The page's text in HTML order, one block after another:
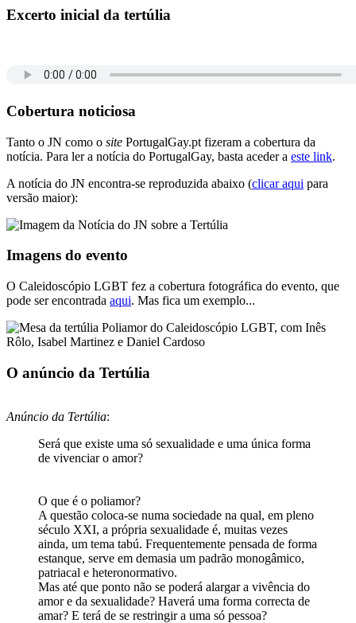
Excerto inicial da tertúlia
Cobertura noticiosa
Tanto o JN como o site PortugalGay.pt fizeram a cobertura da
notícia. Para ler a notícia do PortugalGay, basta aceder a este link.
A notícia do JN encontra-se reproduzida abaixo (clicar aqui para
versão maior):
Imagens do evento
O Caleidoscópio LGBT fez a cobertura fotográfica do evento, que
pode ser encontrada aqui. Mas fica um exemplo...
O anúncio da Tertúlia
Anúncio da Tertúlia:
Será que existe uma só sexualidade e uma única forma
de vivenciar o amor?
O que é o poliamor?
A questão coloca-se numa sociedade na qual, em pleno
século XXI, a própria sexualidade é, muitas vezes
ainda, um tema tabú. Frequentemente pensada de forma
estanque, serve em demasia um padrão monogâmico,
patriacal e heteronormativo.
Mas até que ponto não se poderá alargar a vivência do
amor e da sexualidade? Haverá uma forma correcta de
amar? E terá de se restringir a uma só pessoa?